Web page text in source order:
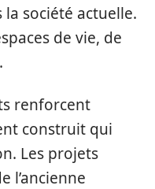
société actuelle.
de vie, de
renforcent
construit qui
Les projets
l’ancienne